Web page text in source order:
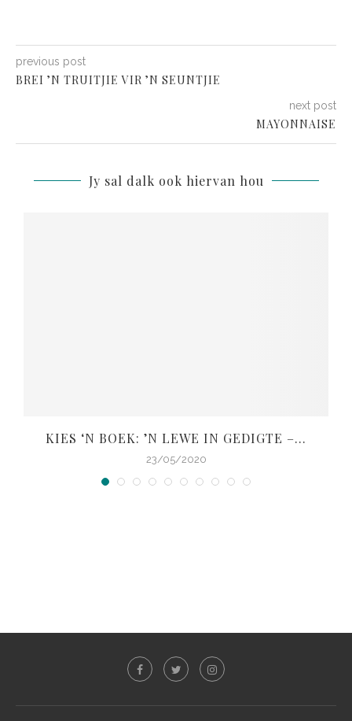
previous post
BREI ’N TRUITJIE VIR ’N SEUNTJIE
next post
MAYONNAISE
Jy sal dalk ook hiervan hou
KIES ‘N BOEK: ’N LEWE IN GEDIGTE –...
23/05/2020